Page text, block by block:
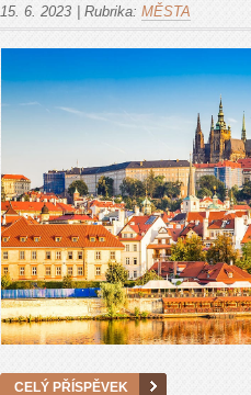
15. 6. 2023 Rubrika: MĚSTA
CELÝ PŘÍSPĚVEK